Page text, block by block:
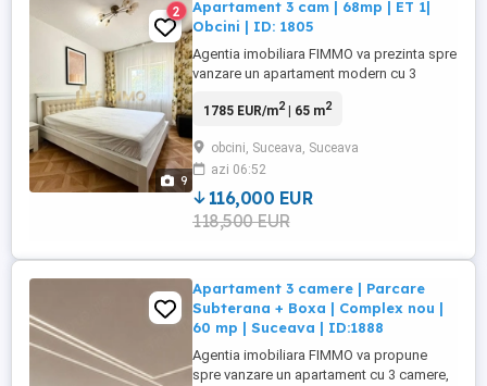
9
2
Apartament 3 cam | 68mp | ET 1|
Obcini | ID: 1805
Agentia imobiliara FIMMO va prezinta spre
vanzare un apartament modern cu 3
bine intretinut din cartierul Obcini.
excelenta, in imediata apropiere a
Gradinitei Micul Print, fiind ideala pentru
familiile cu copii, dar si ...
1785 EUR/m2| 65 m2
obcini, Suceava, Suceava
azi 06:52
116,000 EUR
118,500 EUR
Apartament 3 camere | Parcare
Subterana + Boxa | Complex nou |
60 mp | Suceava | ID:1888
Agentia imobiliara FIMMO va propune
spre vanzare un apartament cu 3 camere,